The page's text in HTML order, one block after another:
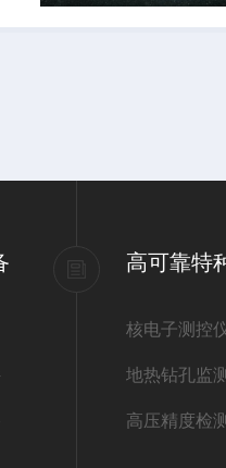
高可靠特
核电子测控
地热钻孔监
高压精度检